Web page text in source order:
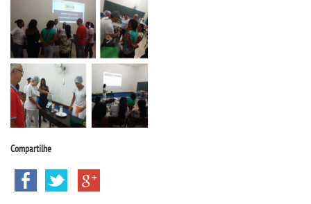
BACHARELADOS
LICENCIATURAS
TECNOLÓGICOS
VESTIBULAR
Compartilhe